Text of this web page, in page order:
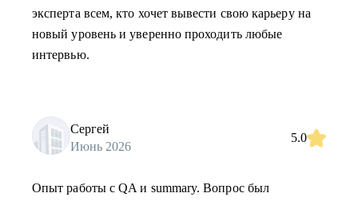
эксперта всем, кто хочет вывести свою карьеру на
новый уровень и уверенно проходить любые
интервью.
Сергей
Июнь 2026
5.0
Опыт работы с QA и summary. Вопрос был